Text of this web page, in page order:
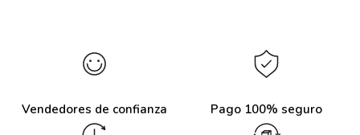
Vendedores de confianza Pago 100% seguro